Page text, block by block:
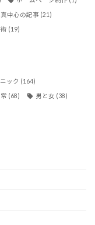
中心の記事 (21)
(19)
ック (164)
(68) 男と女 (38)